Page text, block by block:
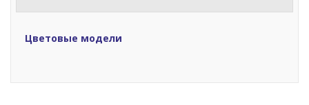
Цветовые модели